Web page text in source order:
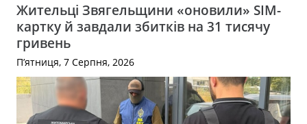
Жительці Звягельщини «оновили» SIM-
картку й завдали збитків на 31 тисячу
гривень
П’ятниця, 7 Серпня, 2026